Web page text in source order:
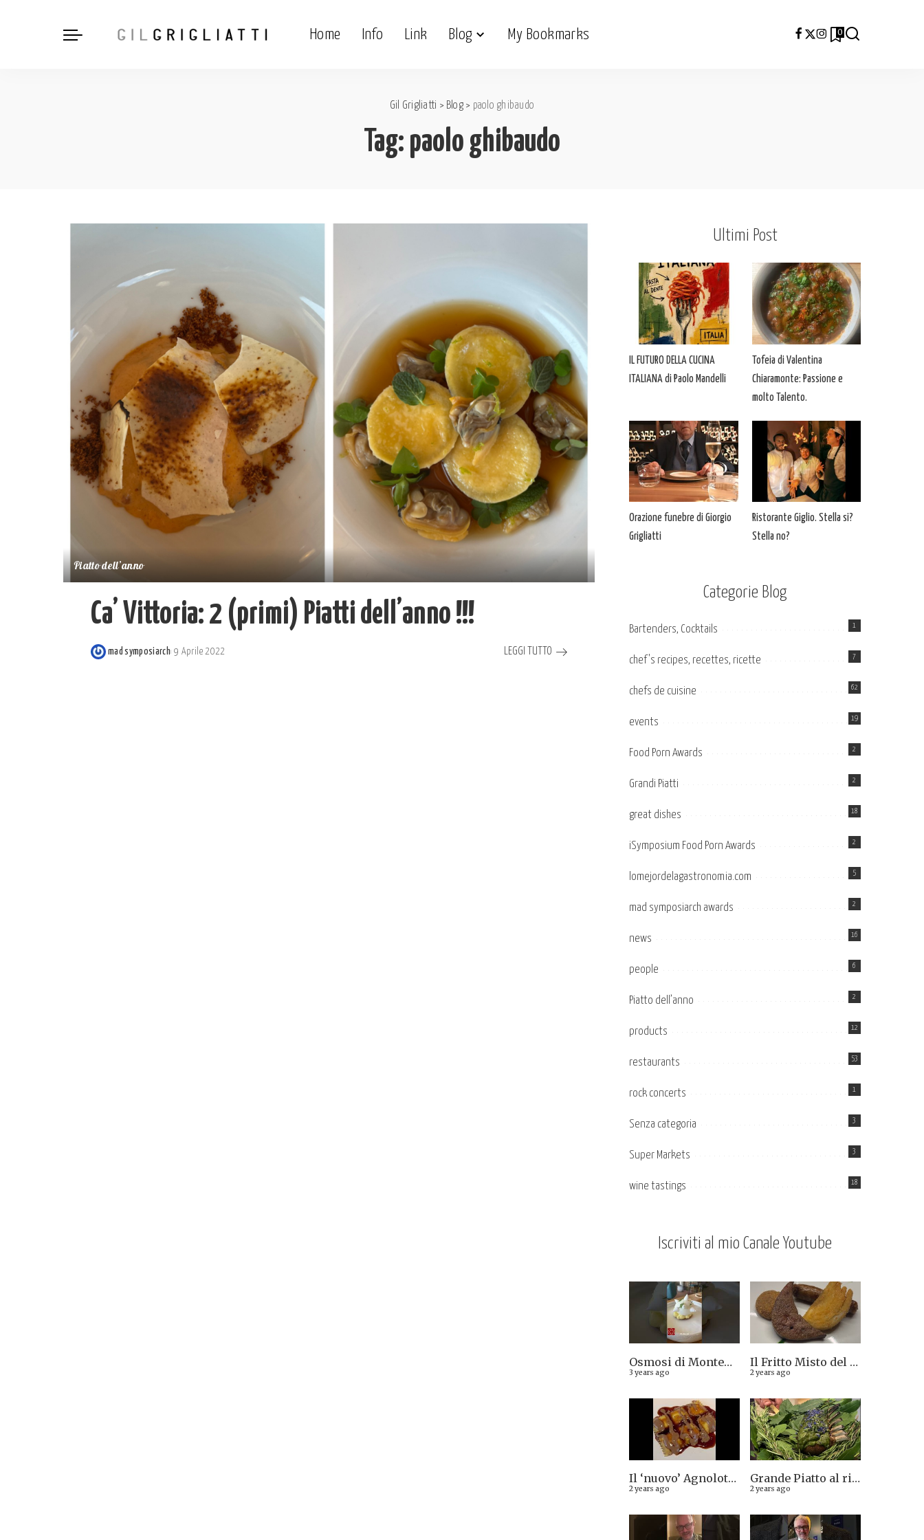
Home Info Link Blog My Bookmarks 0
Gil Grigliatti > Blog> paolo ghibaudo
Tag: paolo ghibaudo
Piatto dell’anno
Ca’ Vittoria: 2 (primi) Piatti dell’anno !!!
Posted
mad symposiarch 9 Aprile 2022 LEGGI TUTTO
Ultimi Post
IL FUTURO DELLA CUCINA
ITALIANA di Paolo Mandelli
Tofeia di Valentina
Chiaramonte: Passione e
molto Talento.
Orazione funebre di Giorgio
Grigliatti
Ristorante Giglio. Stella si?
Stella no?
Categorie Blog
Bartenders, Cocktails 1
chef's recipes, recettes, ricette 7
chefs de cuisine 62
events 19
Food Porn Awards 2
Grandi Piatti 2
great dishes 18
iSymposium Food Porn Awards 2
lomejordelagastronomia.com 5
mad symposiarch awards 2
news 16
people 6
Piatto dell’anno 2
products 12
restaurants 53
rock concerts 1
Senza categoria 3
Super Markets 3
wine tastings 18
Iscriviti al mio Canale Youtube
Osmosi di Montepulciano nuova stella Michelin. Avevamo visto lungo il 14.08.2023
3 years ago
Il Fritto Misto del Centro di Priocca
2 years ago
Il ‘nuovo’ Agnolotto di Torino del Mago Rabin
2 years ago
Grande Piatto al rist. Quintilio di Altare SV: Carrè di agnello in crosta di erbe aromatiche liguri
2 years ago